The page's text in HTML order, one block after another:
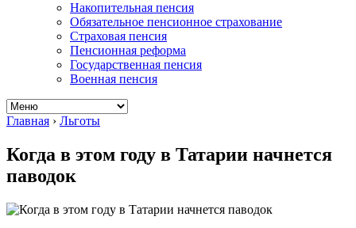
Накопительная пенсия
Обязательное пенсионное страхование
Страховая пенсия
Пенсионная реформа
Государственная пенсия
Военная пенсия
Главная › Льготы
Когда в этом году в Татарии начнется
паводок